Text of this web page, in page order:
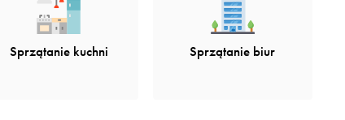
Sprzątanie kuchni Sprzątanie biur